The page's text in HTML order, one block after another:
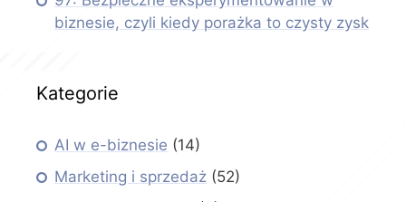
biznesie, czyli kiedy porażka to czysty zysk
Kategorie
AI w e-biznesie (14)
Marketing i sprzedaż (52)